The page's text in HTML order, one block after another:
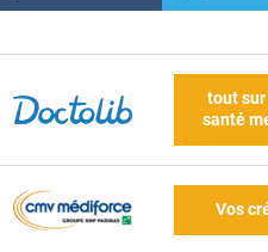
tout
santé
Vos